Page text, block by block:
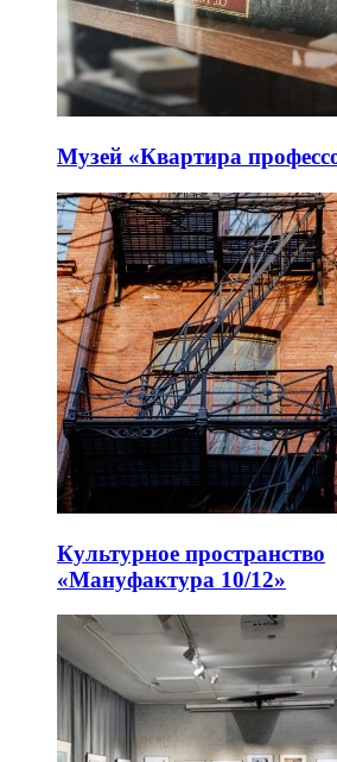
Музей «Квартира
Культурное пространство
«Мануфактура 10/12»